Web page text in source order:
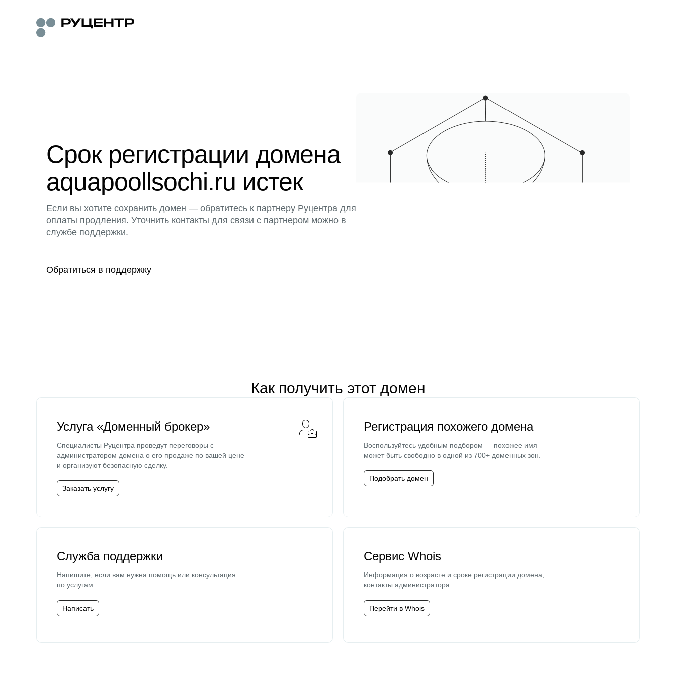
Срок регистрации домена
aquapoollsochi.ru истек
Если вы хотите сохранить домен — обратитесь к партнеру Руцентра для
оплаты продления. Уточнить контакты для связи с партнером можно в
службе поддержки.
Обратиться в поддержку
Как получить этот домен
Услуга «Доменный брокер»
Специалисты Руцентра проведут переговоры с
администратором домена о его продаже по вашей цене
и организуют безопасную сделку.
Заказать услугу
Регистрация похожего домена
Воспользуйтесь удобным подбором — похожее имя
может быть свободно в одной из 700+ доменных зон.
Подобрать домен
Служба поддержки
Напишите, если вам нужна помощь или консультация
по услугам.
Написать
Сервис Whois
Информация о возрасте и сроке регистрации домена,
контакты администратора.
Перейти в Whois